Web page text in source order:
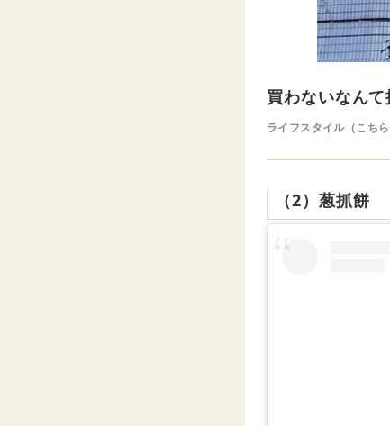
買わないなん
ライフスタイル（こち
（2）葱抓餅